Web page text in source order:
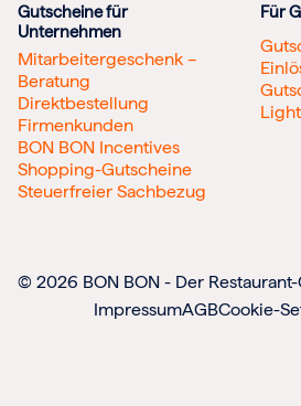
Gutscheine für
Unternehmen
Mitarbeitergeschenk –
Beratung
Direktbestellung
Firmenkunden
BON BON Incentives
Shopping-Gutscheine
Steuerfreier Sachbezug
Für
© 2026 BON BON - Der
ImpressumAGBCookie-